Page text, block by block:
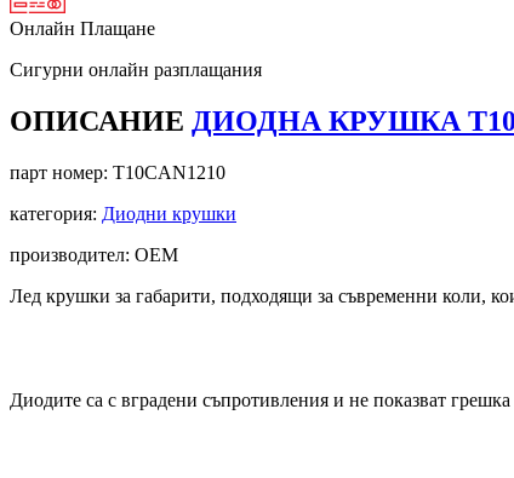
Онлайн Плащане
Сигурни онлайн разплащания
ОПИСАНИЕ ДИОДНА КРУШКА Т10 С
парт номер: T10CAN1210
категория: Диодни крушки
производител: OEM
Лед крушки за габарити, подходящи за съвременни коли,
Диодите са с вградени съпротивления и не показват